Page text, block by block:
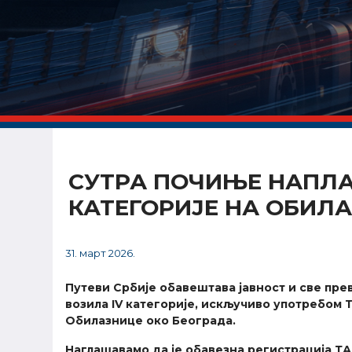
СУТРА ПОЧИЊЕ
КАТЕГОРИЈЕ НА
31. март 2026.
Путеви Србије обавештава јавност и све
возила IV категорије, искључиво употребом
Обилазнице око Београда.